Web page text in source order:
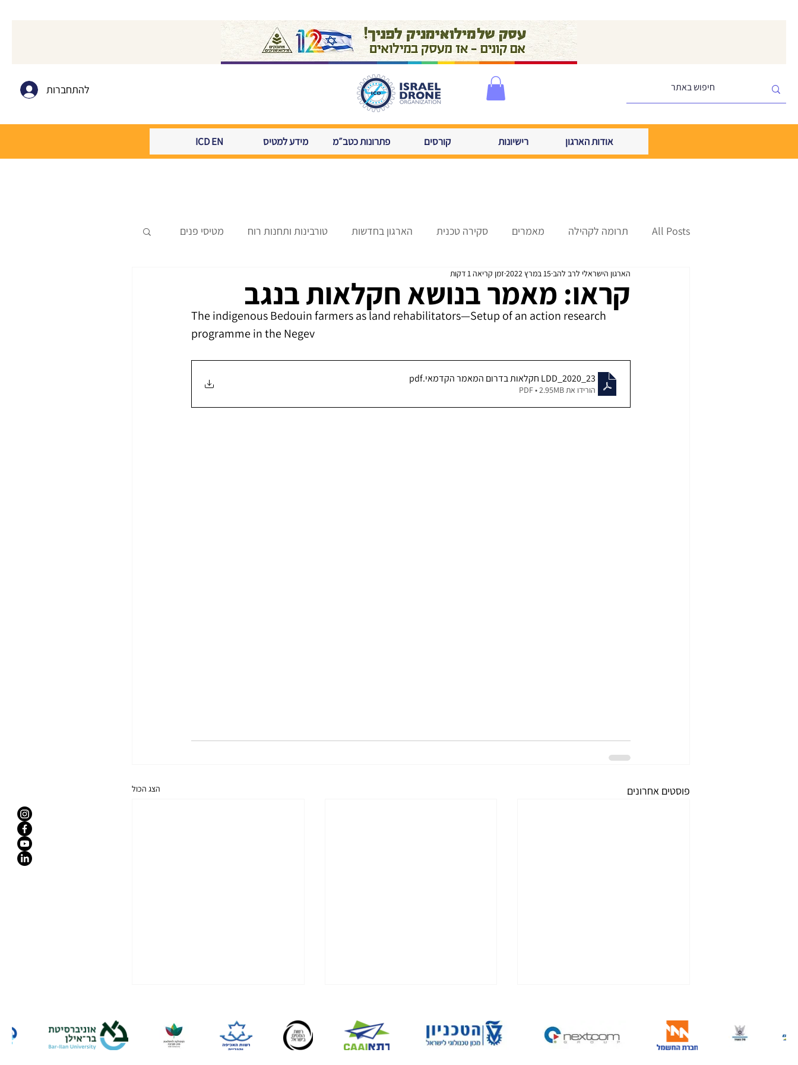
להתחברות
אודות הארגון רישיונות קורסים פתרונות כטב״מ מידע למטיס ICD EN
All Posts תרומה לקהילה מאמרים סקירה טכנית הארגון בחדשות טורבינות ותחנות רוח מטיסי פנים
כנפי הברזל עדכוני רת״א מידול עדכונים שוטפים
קראו: מאמר בנושא חקלאות בנגב
הארגון הישראלי לרב להב15 במרץ 2022 זמן קריאה 1 דקות
The indigenous Bedouin farmers as land rehabilitators—Setup of an action research
programme in the Negev
23_LDD_2020 חקלאות בדרום המאמר הקדמאי .pdf
הורידו את PDF • 2.95MB
פוסטים אחרונים הצג הכול